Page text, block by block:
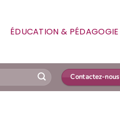
ÉDUCATION & PÉDAGOGIE
Contactez-nous